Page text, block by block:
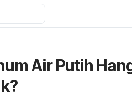
Air Putih